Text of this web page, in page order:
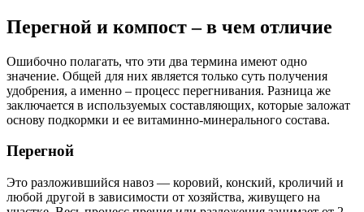
Перегной и компост – в чем отличие
Ошибочно полагать, что эти два термина имеют одно
значение. Общей для них является только суть получения
удобрения, а именно – процесс перегнивания. Разница же
заключается в используемых составляющих, которые заложат
основу подкормки и ее витаминно-минерального состава.
Перегной
Это разложившийся навоз — коровий, конский, кроличий и
любой другой в зависимости от хозяйства, живущего на